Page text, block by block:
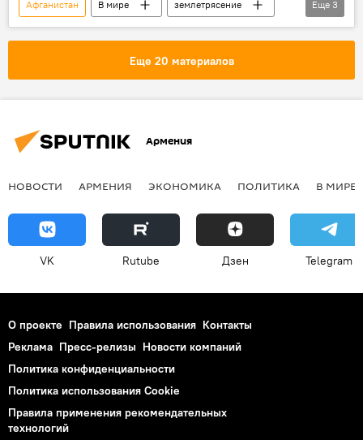
Афганистан В мире
землетрясение
погибшие
пострадавшие Видео
Еще 3
Еще 20 материалов
Армения
НОВОСТИ АРМЕНИЯ ЭКОНОМИКА ПОЛИТИКА В МИРЕ
VK Rutube Дзен Telegram
О проекте Правила использования Контакты
Реклама Пресс-релизы Новости компаний
Политика конфиденциальности
Политика использования Cookie
Правила применения рекомендательных
технологий